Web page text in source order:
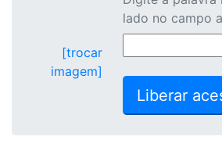
[trocar
imagem]
lado no campo